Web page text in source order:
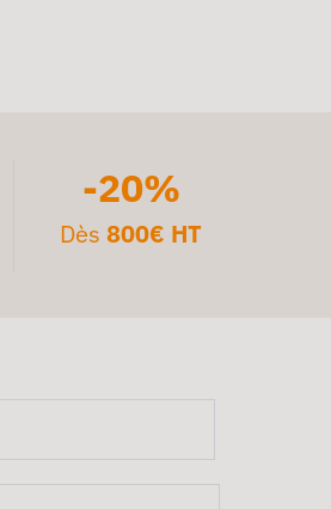
-20%
Dès800€ HT